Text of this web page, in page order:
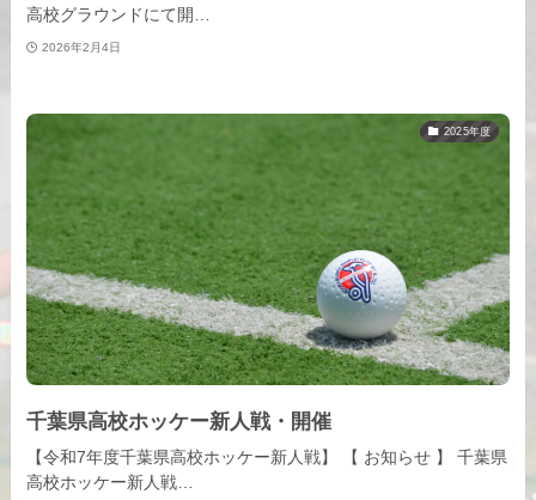
高校グラウンドにて開…
2026年2月4日
2025年度
千葉県高校ホッケー新人戦・開催
【令和7年度千葉県高校ホッケー新人戦】 【 お知らせ 】 千葉県
高校ホッケー新人戦…